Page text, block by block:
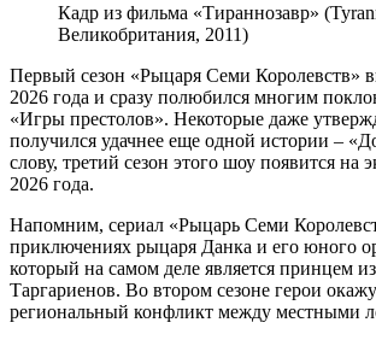
Кадр из фильма «Тираннозавр»
Великобритания, 2011)
Первый сезон «Рыцаря Семи Королевств»
2026 года и сразу полюбился многим
«Игры престолов». Некоторые даже
получился удачнее еще одной истории –
слову, третий сезон этого шоу появится на
2026 года.
Напомним, сериал «Рыцарь Семи
приключениях рыцаря Данка и его юного
который на самом деле является принцем
Таргариенов. Во втором сезоне герои
региональный конфликт между местными